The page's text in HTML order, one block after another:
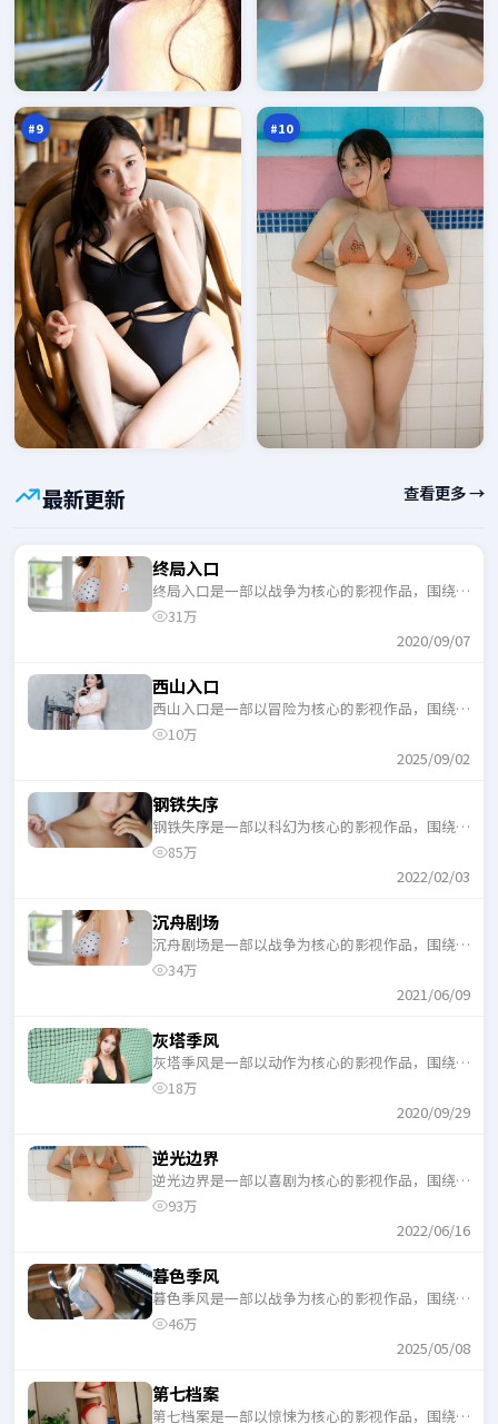
#9
弧
光
沉
默
者
93
万
#10
逆
光
界
93
万
最新更新 查看更多 →
终局入口
终局入口是一部以战争为核心的影视作品，围绕危
机、反转与人物成长展开，整体节奏紧凑，适合一
31万
2020/09/07
西山入口
西山入口是一部以冒险为核心的影视作品，围绕危
机、反转与人物成长展开，整体节奏紧凑，适合一
10万
2025/09/02
钢铁失序
钢铁失序是一部以科幻为核心的影视作品，围绕危
机、反转与人物成长展开，整体节奏紧凑，适合一
85万
2022/02/03
沉舟剧场
沉舟剧场是一部以战争为核心的影视作品，围绕危
机、反转与人物成长展开，整体节奏紧凑，适合一
34万
2021/06/09
灰塔季风
灰塔季风是一部以动作为核心的影视作品，围绕危
机、反转与人物成长展开，整体节奏紧凑，适合一
18万
2020/09/29
逆光边界
逆光边界是一部以喜剧为核心的影视作品，围绕危
机、反转与人物成长展开，整体节奏紧凑，适合一
93万
2022/06/16
暮色季风
暮色季风是一部以战争为核心的影视作品，围绕危
机、反转与人物成长展开，整体节奏紧凑，适合一
46万
2025/05/08
第七档案
第七档案是一部以惊悚为核心的影视作品，围绕危